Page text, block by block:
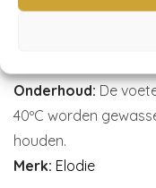
97×52 cm
Onderhoud: De
40ºC worden
houden.
Merk: Elodie